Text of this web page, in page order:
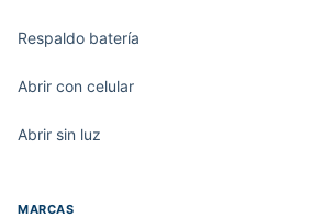
Respaldo batería
Abrir con celular
Abrir sin luz
MARCAS